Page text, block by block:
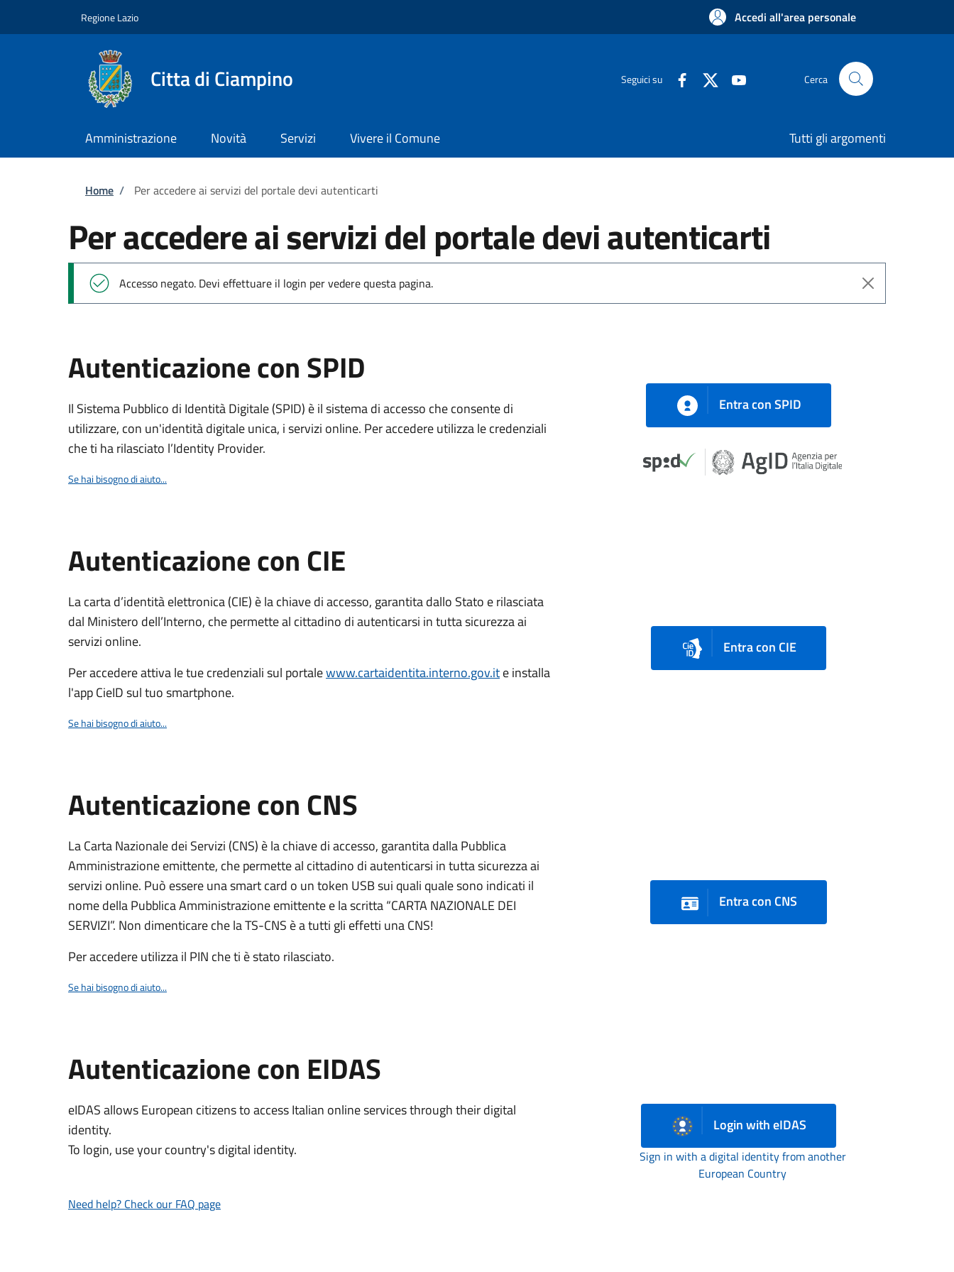
Regione Lazio Accedi all'area personale
Citta di Ciampino Seguici su Cerca
Amministrazione Novità Servizi Vivere il Comune Tutti gli argomenti
Briciole di pane
Home / Per accedere ai servizi del portale devi autenticarti
Per accedere ai servizi del portale devi autenticarti
Messaggio di stato
Accesso negato. Devi effettuare il login per vedere questa pagina.
Autenticazione con SPID
Il Sistema Pubblico di Identità Digitale (SPID) è il sistema di accesso che consente di
utilizzare, con un'identità digitale unica, i servizi online. Per accedere utilizza le credenziali
che ti ha rilasciato l’Identity Provider.
Se hai bisogno di aiuto...
Entra con SPID
Autenticazione con CIE
La carta d’identità elettronica (CIE) è la chiave di accesso, garantita dallo Stato e rilasciata
dal Ministero dell’Interno, che permette al cittadino di autenticarsi in tutta sicurezza ai
servizi online.
Per accedere attiva le tue credenziali sul portalewww.cartaidentita.interno.gov.ite installa
l'app CieID sul tuo smartphone.
Se hai bisogno di aiuto...
Entra con CIE
Autenticazione con CNS
La Carta Nazionale dei Servizi (CNS) è la chiave di accesso, garantita dalla Pubblica
Amministrazione emittente, che permette al cittadino di autenticarsi in tutta sicurezza ai
servizi online. Può essere una smart card o un token USB sui quali quale sono indicati il
nome della Pubblica Amministrazione emittente e la scritta “CARTA NAZIONALE DEI
SERVIZI”. Non dimenticare che la TS-CNS è a tutti gli effetti una CNS!
Per accedere utilizza il PIN che ti è stato rilasciato.
Se hai bisogno di aiuto...
Entra con CNS
Autenticazione con EIDAS
eIDAS allows European citizens to access Italian online services through their digital
identity.
To login, use your country's digital identity.
Need help? Check our FAQ page
Login with eIDAS
Sign in with a digital identity from another
European Country